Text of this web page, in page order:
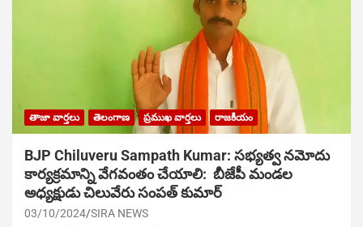
తాజా వార్తలు తెలంగాణ ప్రముఖ వార్తలు రాజకీయం
BJP Chiluveru Sampath Kumar: స‌భ్య‌త్వ న‌మోదు
కార్య‌క్ర‌మాన్ని వేగ‌వంతం చేయాలి: బీజేపీ మండల
అధ్యక్షుడు చిలువేరు సంపత్ కుమార్
03/10/2024 SIRA NEWS